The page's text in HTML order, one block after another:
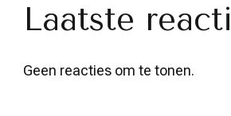
Laatste
Geen reacties om te tonen.